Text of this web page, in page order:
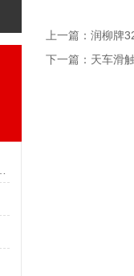
上一篇： 润柳牌
下一篇： 天车滑